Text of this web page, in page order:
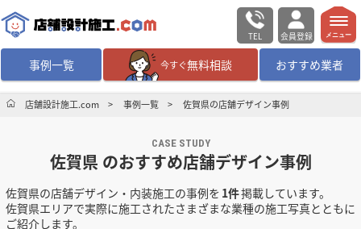
TEL 会員登録
事例一覧 今すぐ無料相談 おすすめ業者
無料相談 ログイン／会員登録
デザイン設計・施工 業者を探す
店舗・商業施設の施工事例を探す
メニュー
店舗設計施工.com 事例一覧 佐賀県の店舗デザイン事例
CASE STUDY
佐賀県 のおすすめ店舗デザイン事例
佐賀県の店舗デザイン・内装施工の事例を 1件掲載しています。
佐賀県エリアで実際に施工されたさまざまな業種の施工写真とともに
ご紹介します。